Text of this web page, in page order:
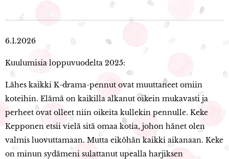
6.1.2026
Kuulumisia loppuvuodelta 2025:
Lähes kaikki K-drama-pennut ovat muuttaneet omiin
koteihin. Elämä on kaikilla alkanut oikein mukavasti ja
perheet ovat olleet niin oikeita kullekin pennulle. Keke
Kepponen etsii vielä sitä omaa kotia, johon hänet olen
valmis luovuttamaan. Mutta eiköhän kaikki aikanaan. Keke
on minun sydämeni sulattanut upealla harjiksen